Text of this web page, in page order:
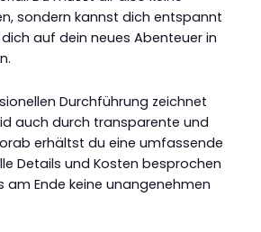
sondern kannst dich entspannt
auf dein neues Abenteuer in
Durchführung zeichnet
auch durch transparente und
erhältst du eine umfassende
Details und Kosten besprochen
am Ende keine unangenehmen